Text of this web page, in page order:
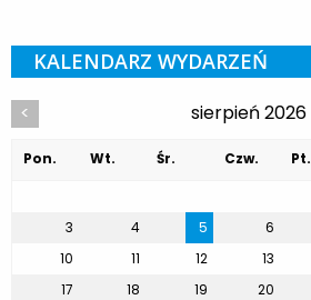
KALENDARZ WYDARZEŃ
< sierpień 2026
Pon. Wt. Śr. Czw. Pt.
3
4 5 6
10
11 12 13
17
18 19 20